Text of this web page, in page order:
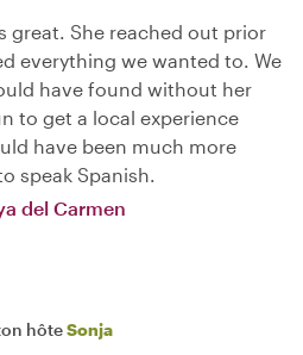
great. She reached out prior
everything we wanted to. We
have found without her
to get a local experience
have been much more
speak Spanish.
del Carmen
hôteSonja